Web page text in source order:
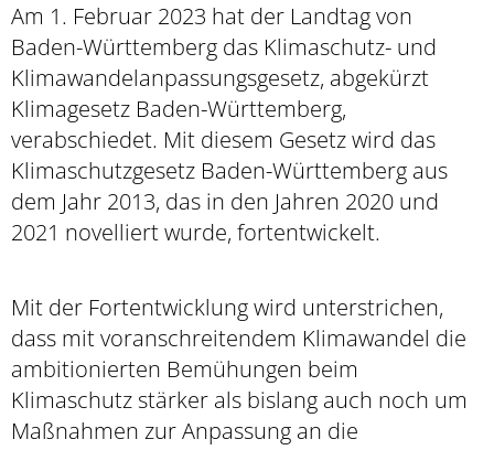
Am 1. Februar 2023 hat der Landtag von
Baden-Württemberg das Klimaschutz- und
Klimawandelanpassungsgesetz, abgekürzt
Klimagesetz Baden-Württemberg,
verabschiedet. Mit diesem Gesetz wird das
Klimaschutzgesetz Baden-Württemberg aus
dem Jahr 2013, das in den Jahren 2020 und
2021 novelliert wurde, fortentwickelt.
Mit der Fortentwicklung wird unterstrichen,
dass mit voranschreitendem Klimawandel die
ambitionierten Bemühungen beim
Klimaschutz stärker als bislang auch noch um
Maßnahmen zur Anpassung an die